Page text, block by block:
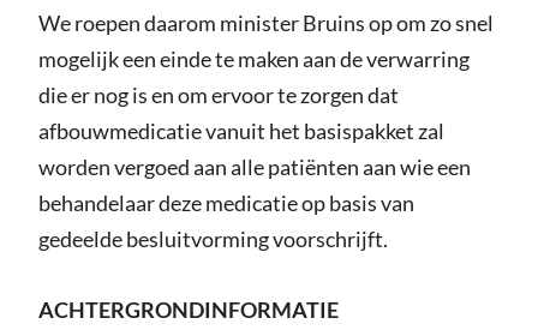
We roepen daarom minister Bruins op om zo snel
mogelijk een einde te maken aan de verwarring
die er nog is en om ervoor te zorgen dat
afbouwmedicatie vanuit het basispakket zal
worden vergoed aan alle patiënten aan wie een
behandelaar deze medicatie op basis van
gedeelde besluitvorming voorschrijft.
ACHTERGRONDINFORMATIE